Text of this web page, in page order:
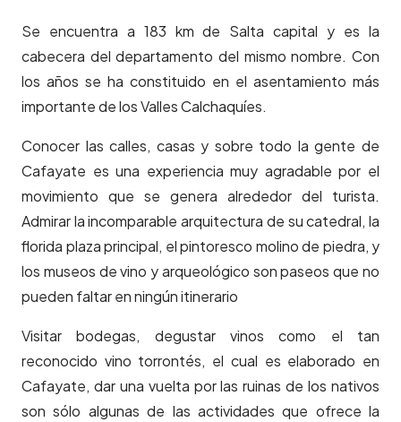
Se encuentra a 183 km de Salta capital y es la
cabecera del departamento del mismo nombre. Con
los años se ha constituido en el asentamiento más
importante de los Valles Calchaquíes.
Conocer las calles, casas y sobre todo la gente de
Cafayate es una experiencia muy agradable por el
movimiento que se genera alrededor del turista.
Admirar la incomparable arquitectura de su catedral, la
florida plaza principal, el pintoresco molino de piedra, y
los museos de vino y arqueológico son paseos que no
pueden faltar en ningún itinerario
Visitar bodegas, degustar vinos como el tan
reconocido vino torrontés, el cual es elaborado en
Cafayate, dar una vuelta por las ruinas de los nativos
son sólo algunas de las actividades que ofrece la